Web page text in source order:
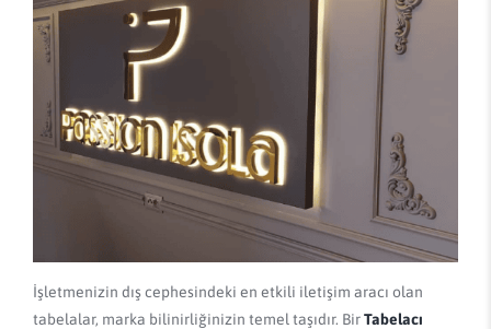
İşletmenizin dış cephesindeki en etkili iletişim aracı olan
tabelalar, marka bilinirliğinizin temel taşıdır. BirTabelacı